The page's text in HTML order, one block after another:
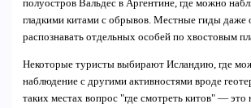
полуостров Вальдес в Аргентине, где можно
гладкими китами с обрывов. Местные гиды даже
распознавать отдельных особей по хвостовым
Некоторые туристы выбирают Исландию, где
наблюдение с другими активностями вроде
таких местах вопрос "где смотреть китов" — это